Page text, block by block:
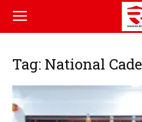
Tag: National